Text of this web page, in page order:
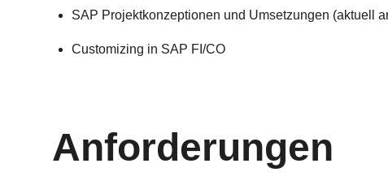
SAP Projektkonzeptionen und Umsetzungen (aktuell
Customizing in SAP FI/CO
Anforderungen